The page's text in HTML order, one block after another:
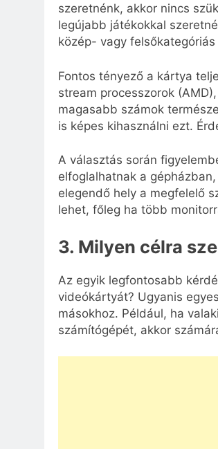
szeretnénk, akkor nincs
legújabb játékokkal
közép- vagy
Fontos tényező a kártya
stream processzorok
magasabb számok
is képes kihasználni ezt.
A választás során
elfoglalhatnak a
elegendő hely a megfelelő
lehet, főleg ha több
3. Milyen célra
Az egyik legfontosabb
videókártyát? Ugyanis
másokhoz. Például, ha
számítógépét, akkor